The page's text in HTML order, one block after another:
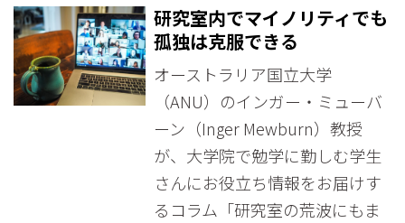
研究室内でマイノリティでも
孤独は克服できる
オーストラリア国立大学
（ANU）のインガー・ミューバ
ーン（Inger Mewburn）教授
が、大学院で勉学に勤しむ学生
さんにお役立ち情報をお届けす
るコラム「研究室の荒波にもま